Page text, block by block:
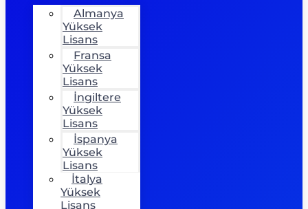
Almanya
Yüksek
Lisans
Fransa
Yüksek
Lisans
İngiltere
Yüksek
Lisans
İspanya
Yüksek
Lisans
İtalya
Yüksek
Lisans